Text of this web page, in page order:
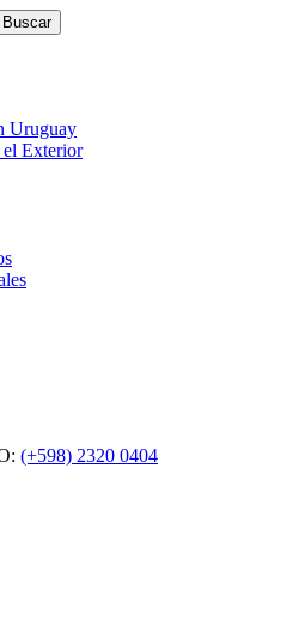
Buscar
Uruguay
el Exterior
(+598) 2320 0404